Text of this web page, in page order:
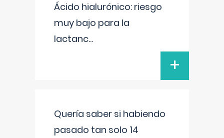
Ácido hialurónico: riesgo
muy bajo para la
lactanc...
+
Quería saber si habiendo
pasado tan solo 14